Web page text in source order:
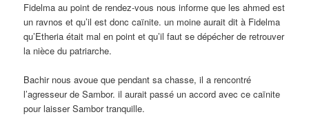
Fidelma au point de rendez-vous nous informe que les ahmed est
un ravnos et qu’il est donc caïnite. un moine aurait dit à Fidelma
qu’Etheria était mal en point et qu’il faut se dépécher de retrouver
la nièce du patriarche.
Bachir nous avoue que pendant sa chasse, il a rencontré
l’agresseur de Sambor. il aurait passé un accord avec ce caïnite
pour laisser Sambor tranquille.